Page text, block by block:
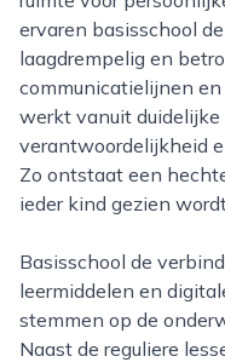
ervaren basisschool
laagdrempelig en
communicatielijnen
werkt vanuit
verantwoordelijkheid
Zo ontstaat een
ieder kind gezien
Basisschool de verbinding maakt gebruik van moderne
leermiddelen en
stemmen op de
Naast de reguliere